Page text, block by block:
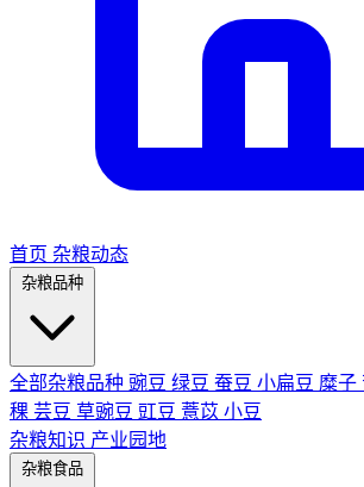
首页 杂粮动态
杂粮品种
全部杂粮品种 豌豆 绿豆 蚕豆 小扁豆 糜子
稞 芸豆 草豌豆 豇豆 薏苡 小豆
杂粮知识 产业园地
杂粮食品